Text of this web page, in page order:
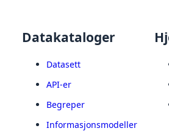
Datakataloger
Datasett
API-er
Begreper
Informasjonsmodeller